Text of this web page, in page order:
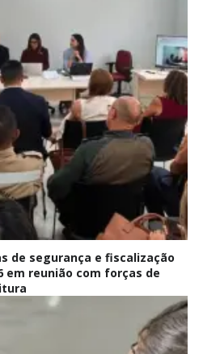
de segurança e fiscalização
em reunião com forças de